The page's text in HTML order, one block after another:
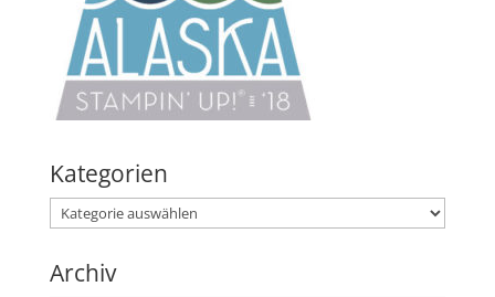
Kategorien
Kategorien
Archiv